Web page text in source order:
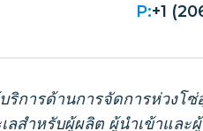
P:+1
ริการด้านการจัดการห่วงโ
สำหรับผู้ผลิต ผู้นำเข้าและ